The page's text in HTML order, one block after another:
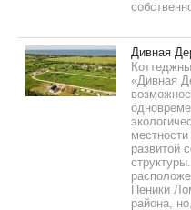
Дивная
«Дивная
развитой
Пеники
района,